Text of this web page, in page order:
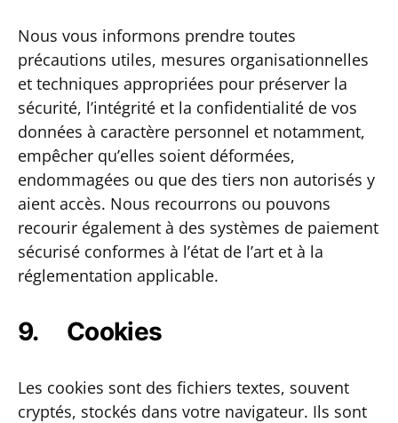
Nous vous informons prendre toutes
précautions utiles, mesures organisationnelles
et techniques appropriées pour préserver la
sécurité, l’intégrité et la confidentialité de vos
données à caractère personnel et notamment,
empêcher qu’elles soient déformées,
endommagées ou que des tiers non autorisés y
aient accès. Nous recourrons ou pouvons
recourir également à des systèmes de paiement
sécurisé conformes à l’état de l’art et à la
réglementation applicable.
9. Cookies
Les cookies sont des fichiers textes, souvent
cryptés, stockés dans votre navigateur. Ils sont